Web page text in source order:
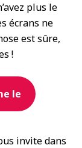
plus le
écrans ne
est sûre,
!
le
invite dans